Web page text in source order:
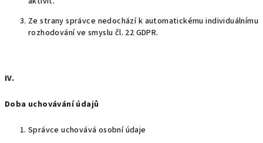
Ze strany správce nedochází k automatickému individuálnímu
rozhodování ve smyslu čl. 22 GDPR.
IV.
Doba uchovávání údajů
Správce uchovává osobní údaje